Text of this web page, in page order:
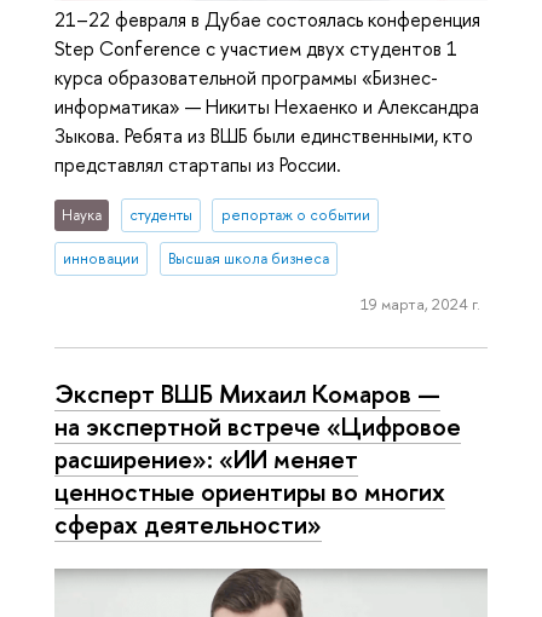
21–22 февраля в Дубае состоялась конференция
Step Conference с участием двух студентов 1
курса образовательной программы «Бизнес-
информатика» — Никиты Нехаенко и Александра
Зыкова. Ребята из ВШБ были единственными, кто
представлял стартапы из России.
Наука студенты репортаж о событии
инновации Высшая школа бизнеса
19 марта, 2024 г.
Эксперт ВШБ Михаил Комаров —
на экспертной встрече «Цифровое
расширение»: «ИИ меняет
ценностные ориентиры во многих
сферах деятельности»